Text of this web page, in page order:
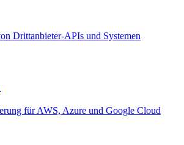
Drittanbieter-APIs und Systemen
für AWS, Azure und Google Cloud